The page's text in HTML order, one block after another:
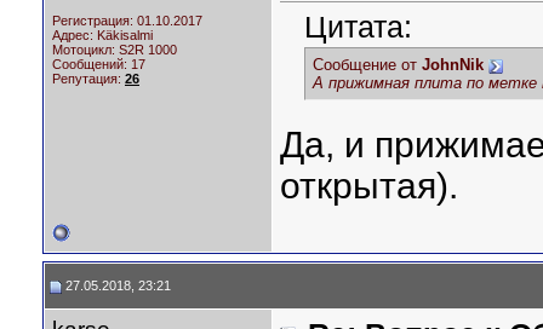
Регистрация: 01.10.2017
Адрес: Käkisalmi
Мотоцикл: S2R 1000
Сообщений: 17
Репутация: 26
Цитата:
Сообщение от JohnNik
А прижимная плита по метке
Да, и
открытая).
27.05.2018, 23:21